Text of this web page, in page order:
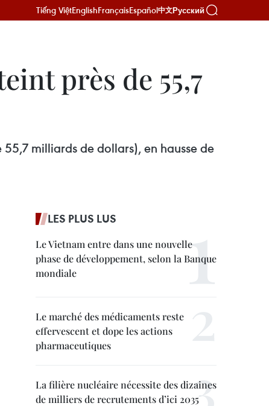
Tiếng ViệtEnglishFrançaisEspañol中文Русский
près de 55,7
milliards de dollars), en hausse de
LES PLUS LUS
Le Vietnam entre dans une nouvelle
phase de développement, selon la Banque
mondiale
Le marché des médicaments reste
effervescent et dope les actions
pharmaceutiques
La filière nucléaire nécessite des dizaines
de milliers de recrutements d’ici 2035